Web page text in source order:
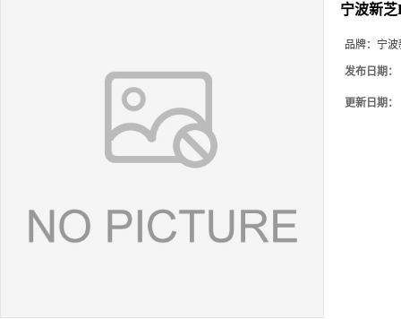
宁波新
品牌： 宁波
发布日期：
更新日期：